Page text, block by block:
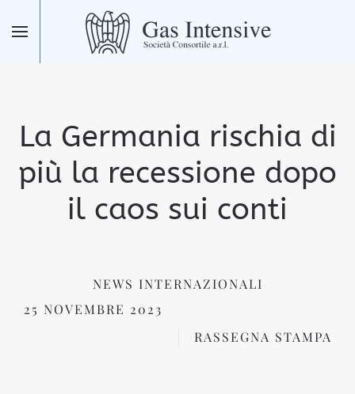
Skip to main content
La Germania rischia di
più la recessione dopo
il caos sui conti
NEWS INTERNAZIONALI
25 NOVEMBRE 2023
RASSEGNA STAMPA